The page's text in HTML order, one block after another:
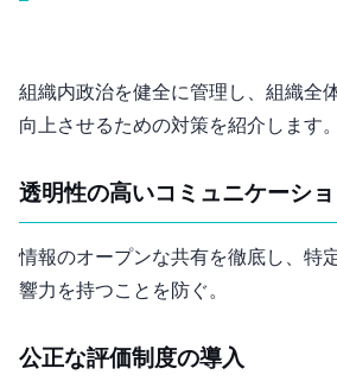
組織内政治を健全に管理し、組織全
向上させるための対策を紹介します。
透明性の高いコミュニケーシ
情報のオープンな共有を徹底し、特
響力を持つことを防ぐ。
公正な評価制度の導入